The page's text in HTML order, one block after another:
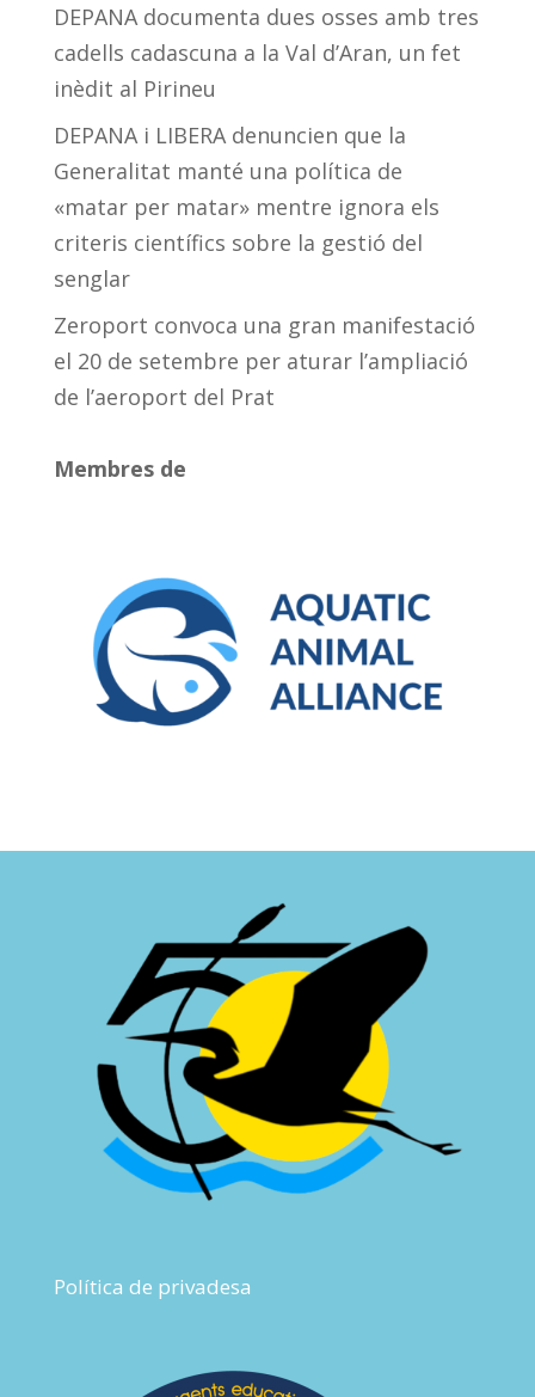
DEPANA documenta dues osses amb tres
cadells cadascuna a la Val d’Aran, un fet
inèdit al Pirineu
DEPANA i LIBERA denuncien que la
Generalitat manté una política de
«matar per matar» mentre ignora els
criteris científics sobre la gestió del
senglar
Zeroport convoca una gran manifestació
el 20 de setembre per aturar l’ampliació
de l’aeroport del Prat
Membres de
Política de privadesa